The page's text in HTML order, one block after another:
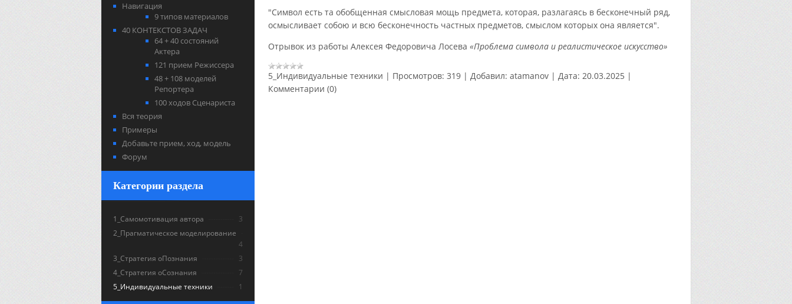
Навигация
9 типов материалов
40 КОНТЕКСТОВ ЗАДАЧ
64 + 40 состояний
Актера
121 прием Режиссера
48 + 108 моделей
Репортера
100 ходов Сценариста
Вся теория
Примеры
Добавьте прием, ход, модель
Форум
Категории раздела
1_Самомотивация автора
3
2_Прагматическое моделирование
4
3_Стратегия оПознания
3
4_Стратегия оСознания
7
5_Индивидуальные техники
1
"Символ есть та обобщенная смысловая мощь предмета, которая, разлагаясь в бесконечный ряд,
осмысливает собою и всю бесконечность частных предметов, смыслом которых она является".
Отрывок из работы Алексея Федоровича Лосева «Проблема символа и реалистическое искусство»
5_Индивидуальные техники | Просмотров: 319 | Добавил: atamanov | Дата: 20.03.2025 |
Комментарии (0)